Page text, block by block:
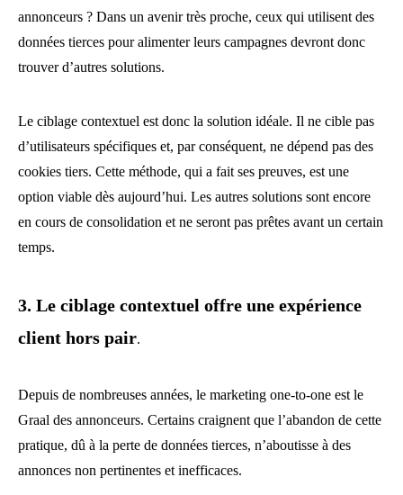
annonceurs ? Dans un avenir très proche, ceux qui utilisent des
données tierces pour alimenter leurs campagnes devront donc
trouver d’autres solutions.
Le ciblage contextuel est donc la solution idéale. Il ne cible pas
d’utilisateurs spécifiques et, par conséquent, ne dépend pas des
cookies tiers. Cette méthode, qui a fait ses preuves, est une
option viable dès aujourd’hui. Les autres solutions sont encore
en cours de consolidation et ne seront pas prêtes avant un certain
temps.
3. Le ciblage contextuel offre une expérience
client hors pair.
Depuis de nombreuses années, le marketing one-to-one est le
Graal des annonceurs. Certains craignent que l’abandon de cette
pratique, dû à la perte de données tierces, n’aboutisse à des
annonces non pertinentes et inefficaces.